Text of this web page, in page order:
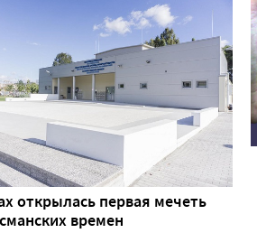
открылась первая мечеть
времен